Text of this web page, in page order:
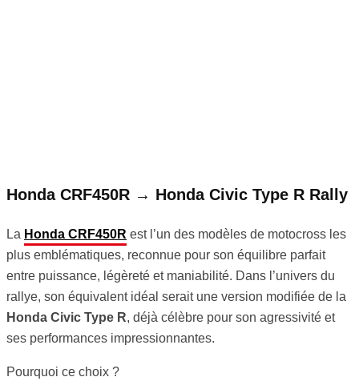
Honda CRF450R → Honda Civic Type R Rally
La Honda CRF450R est l’un des modèles de motocross les
plus emblématiques, reconnue pour son équilibre parfait
entre puissance, légèreté et maniabilité. Dans l’univers du
rallye, son équivalent idéal serait une version modifiée de la
Honda Civic Type R, déjà célèbre pour son agressivité et
ses performances impressionnantes.
Pourquoi ce choix ?